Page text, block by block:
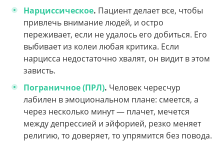
Нарциссическое. Пациент делает все, чтобы
привлечь внимание людей, и остро
переживает, если не удалось его добиться. Его
выбивает из колеи любая критика. Если
нарцисса недостаточно хвалят, он видит в этом
зависть.
Пограничное (ПРЛ). Человек чересчур
лабилен в эмоциональном плане: смеется, а
через несколько минут — плачет, мечется
между депрессией и эйфорией, резко меняет
религию, то доверяет, то упрямится без повода.